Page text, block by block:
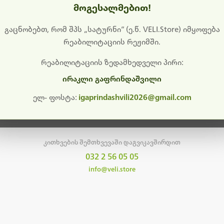
გიხდით შეფერხებისთვის. ამჟამად მიმდინარეობს
განახლება და ტექნიკური სამუშაოები.
მალე ისევ ხელმისაწვდომი იქნება. გმადლობთ მოთმინებისთვის!
მთავარ გვერდზე დაბრუნება
კითხვების შემთხვევაში დაგვიკავშირდით
032 2 56 05 05
info@veli.store
მოგესალმებით!
გაცნობებთ, რომ შპს „სატურნი“ (ე.წ. VELI.Store) იმყოფება
რეაბილიტაციის რეჟიმში.
რეაბილიტაციის ზედამხედველი პირი:
ირაკლი გაფრინდაშვილი
ელ- ფოსტა: igaprindashvili2026@gmail.com